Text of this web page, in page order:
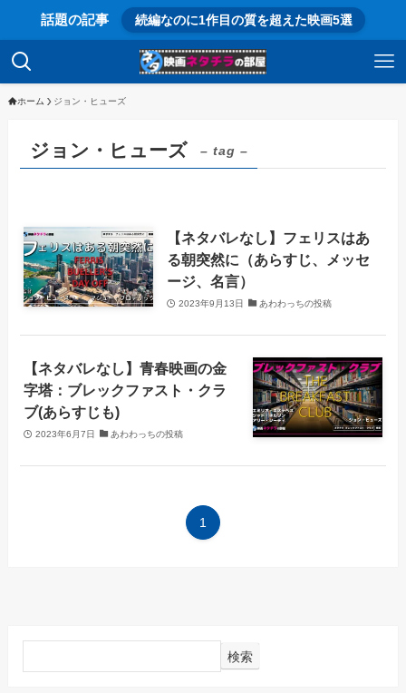
話題の記事 続編なのに1作目の質を超えた映画5選
ホーム ジョン・ヒューズ
ジョン・ヒューズ – tag –
【ネタバレなし】フェリスはあ
る朝突然に（あらすじ、メッセ
ージ、名言）
2023年9月13日 あわわっちの投稿
【ネタバレなし】青春映画の金
字塔：ブレックファスト・クラ
ブ(あらすじも)
2023年6月7日 あわわっちの投稿
1
検索